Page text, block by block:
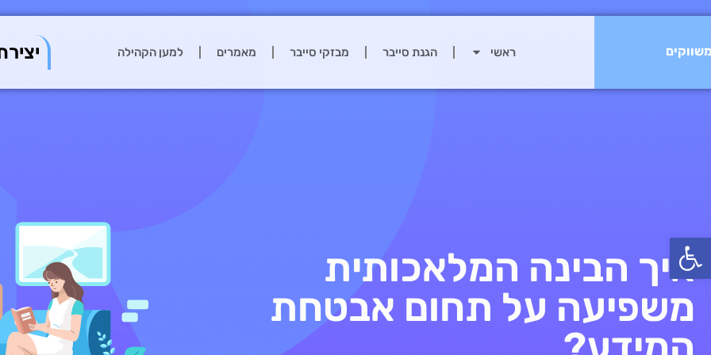
פתח סרגל נגישות
ראשי הגנת סייבר מבזקי סייבר מאמרים למען הקהילה
איך הבינה המלאכותית
משפיעה על תחום אבטחת